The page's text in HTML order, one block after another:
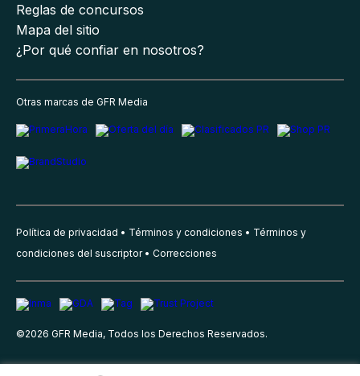
Reglas de concursos
Mapa del sitio
¿Por qué confiar en nosotros?
Otras marcas de GFR Media
Política de privacidad Términos y condiciones
Términos y
condiciones del suscriptor
Correcciones
©2026 GFR Media, Todos los Derechos Reservados.